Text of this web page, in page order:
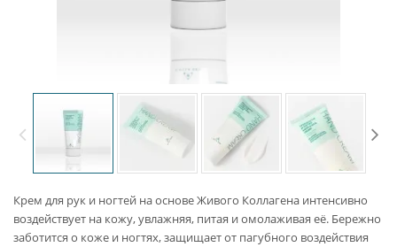
Крем для рук и ногтей на основе Живого Коллагена интенсивно
воздействует на кожу, увлажняя, питая и омолаживая её. Бережно
заботится о коже и ногтях, защищает от пагубного воздействия